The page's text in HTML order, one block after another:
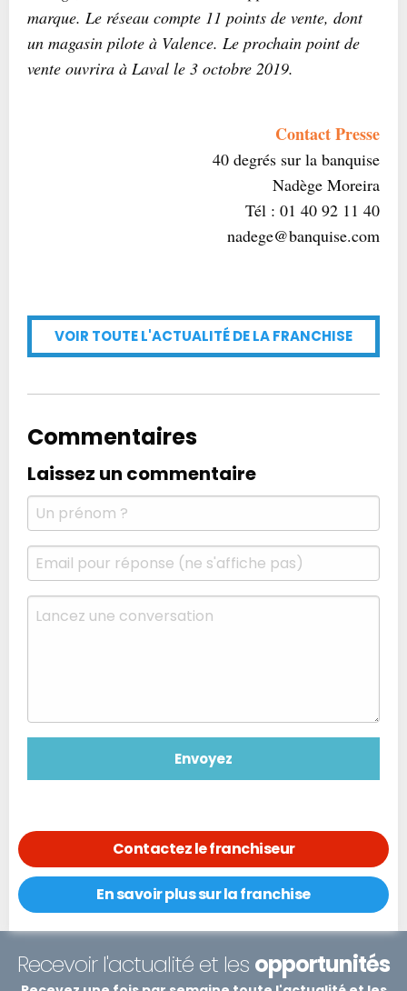
marque. Le réseau compte 11 points de vente, dont
un magasin pilote à Valence. Le prochain point de
vente ouvrira à Laval le 3 octobre 2019.
Contact Presse
40 degrés sur la banquise
Nadège Moreira
Tél : 01 40 92 11 40
nadege@banquise.com
VOIR TOUTE L'ACTUALITÉ DE LA FRANCHISE
Commentaires
Laissez un commentaire
Contactez le franchiseur
En savoir plus sur la franchise
Recevoir l'actualité et les opportunités